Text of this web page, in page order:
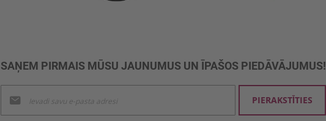
SAŅEM PIRMAIS MŪSU JAUNUMUS UN ĪPAŠOS PIEDĀVĀJUMUS!
jaunumu
saņemšanai:
PIERAKSTĪTIES